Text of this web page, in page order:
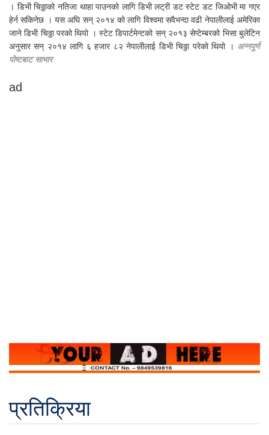
। डिभी चिठ्ठाको नतिजा थाहा पाउनको लागि डिभी लट्री डट स्टेट डट जिओभी मा गएर
हेर्न सकिनेछ । यस अघि सन् २०१४ को लागि विश्वमा सवैभन्दा वढी नेपालीलाई अमेरिका
जाने डिभी चिठ्ठा परको थियो । स्टेट डिपार्टमेन्टको सन् २०१३ सेप्टेम्बरको भिसा बुलेटिन
अनुसार सन् २०१४ लागि ६ हजार ८२ नेपालीलाई डिभी चिठ्ठा परेको थियो । अन्नपुर्ण
पोष्टबाट साभार
ad
प्रतिक्रिया